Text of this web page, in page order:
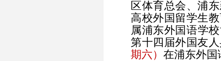
区体育总会、浦
高校外国留学生
属浦东外国语学
第十四届外国友
期六） 在浦东外国